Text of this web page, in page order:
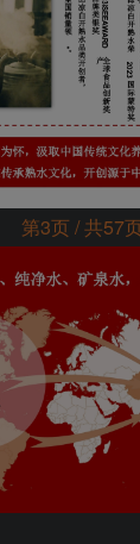
第3页 / 共57